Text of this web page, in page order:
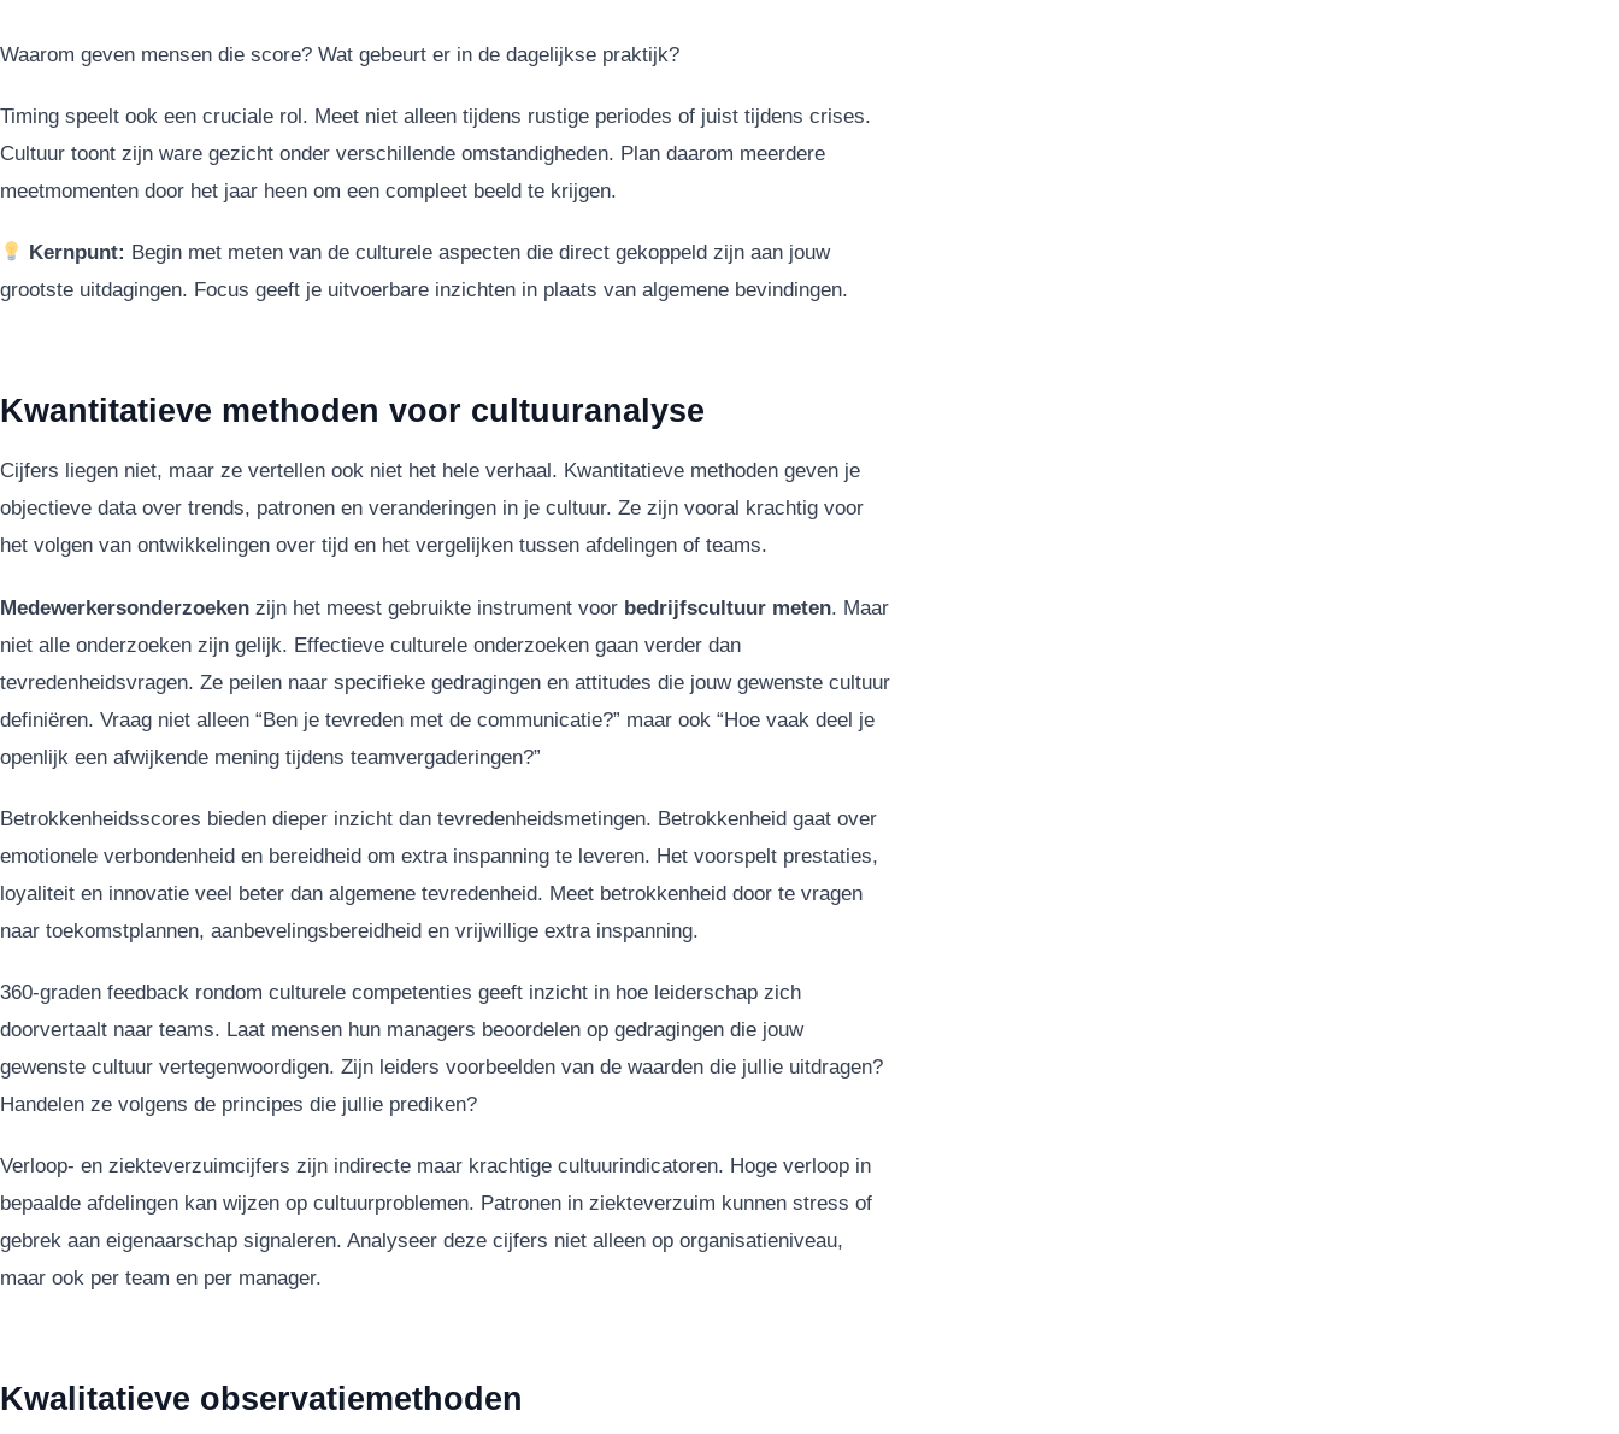
Waarom geven mensen die score? Wat gebeurt er in de dagelijkse praktijk?
Timing speelt ook een cruciale rol. Meet niet alleen tijdens rustige periodes of juist tijdens crises.
Cultuur toont zijn ware gezicht onder verschillende omstandigheden. Plan daarom meerdere
meetmomenten door het jaar heen om een compleet beeld te krijgen.
Kernpunt: Begin met meten van de culturele aspecten die direct gekoppeld zijn aan jouw
grootste uitdagingen. Focus geeft je uitvoerbare inzichten in plaats van algemene bevindingen.
Kwantitatieve methoden voor cultuuranalyse
Cijfers liegen niet, maar ze vertellen ook niet het hele verhaal. Kwantitatieve methoden geven je
objectieve data over trends, patronen en veranderingen in je cultuur. Ze zijn vooral krachtig voor
het volgen van ontwikkelingen over tijd en het vergelijken tussen afdelingen of teams.
Medewerkersonderzoeken zijn het meest gebruikte instrument voor bedrijfscultuur meten. Maar
niet alle onderzoeken zijn gelijk. Effectieve culturele onderzoeken gaan verder dan
tevredenheidsvragen. Ze peilen naar specifieke gedragingen en attitudes die jouw gewenste cultuur
definiëren. Vraag niet alleen “Ben je tevreden met de communicatie?” maar ook “Hoe vaak deel je
openlijk een afwijkende mening tijdens teamvergaderingen?”
Betrokkenheidsscores bieden dieper inzicht dan tevredenheidsmetingen. Betrokkenheid gaat over
emotionele verbondenheid en bereidheid om extra inspanning te leveren. Het voorspelt prestaties,
loyaliteit en innovatie veel beter dan algemene tevredenheid. Meet betrokkenheid door te vragen
naar toekomstplannen, aanbevelingsbereidheid en vrijwillige extra inspanning.
360-graden feedback rondom culturele competenties geeft inzicht in hoe leiderschap zich
doorvertaalt naar teams. Laat mensen hun managers beoordelen op gedragingen die jouw
gewenste cultuur vertegenwoordigen. Zijn leiders voorbeelden van de waarden die jullie uitdragen?
Handelen ze volgens de principes die jullie prediken?
Verloop- en ziekteverzuimcijfers zijn indirecte maar krachtige cultuurindicatoren. Hoge verloop in
bepaalde afdelingen kan wijzen op cultuurproblemen. Patronen in ziekteverzuim kunnen stress of
gebrek aan eigenaarschap signaleren. Analyseer deze cijfers niet alleen op organisatieniveau,
maar ook per team en per manager.
Kwalitatieve observatiemethoden